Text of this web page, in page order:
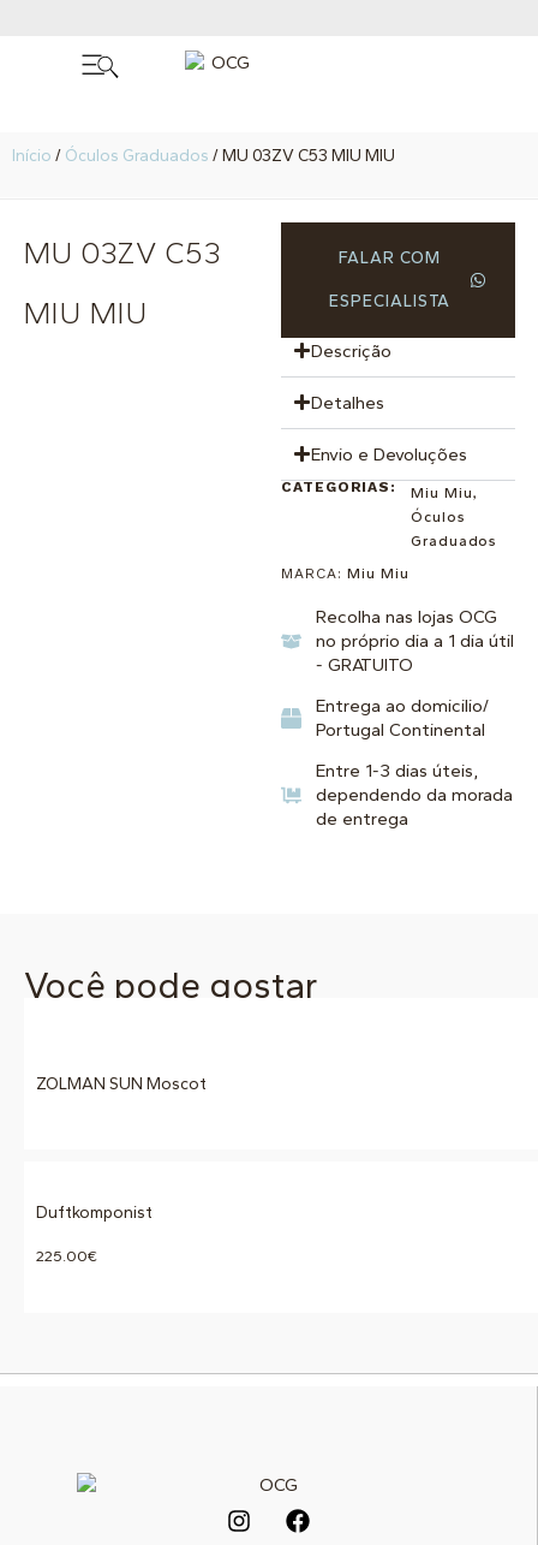
Início / Óculos Graduados / MU 03ZV C53 MIU MIU
MU 03ZV C53
MIU MIU
FALAR COM
ESPECIALISTA
Descrição
Detalhes
Envio e Devoluções
CATEGORIAS: Miu Miu,
Óculos
Graduados
MARCA:Miu Miu
Recolha nas lojas OCG
no próprio dia a 1 dia útil
- GRATUITO
Entrega ao domicilio/
Portugal Continental
Entre 1-3 dias úteis,
dependendo da morada
de entrega
Você pode gostar
ZOLMAN SUN Moscot
Duftkomponist
225.00€